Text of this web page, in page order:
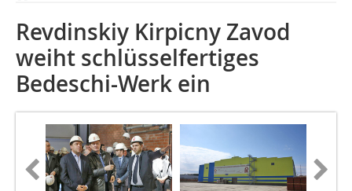
Revdinskiy Kirpicny Zavod
weiht schlüsselfertiges
Bedeschi-Werk ein